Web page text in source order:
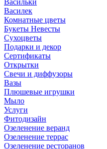
Васильки
Василек
Комнатные цветы
Букеты Невесты
Сухоцветы
Подарки и декор
Сертификаты
Открытки
Свечи и диффузоры
Вазы
Плюшевые игрушки
Мыло
Услуги
Фитодизайн
Озеленение веранд
Озеленение террас
Озеленение ресторанов